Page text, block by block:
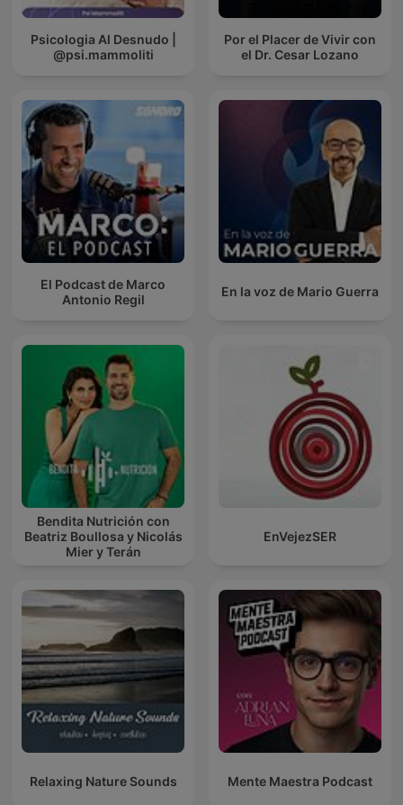
Psicologia Al Desnudo |
@psi.mammoliti
Por el Placer de Vivir con
el Dr. Cesar Lozano
El Podcast de Marco
Antonio Regil
En la voz de Mario Guerra
Bendita Nutrición con
Beatriz Boullosa y Nicolás
Mier y Terán
EnVejezSER
Relaxing Nature Sounds Mente Maestra Podcast